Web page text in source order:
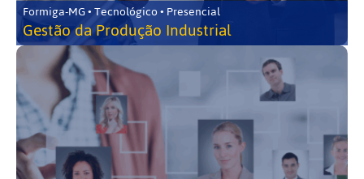
Formiga-MG • Tecnológico • Presencial
Gestão da Produção Industrial